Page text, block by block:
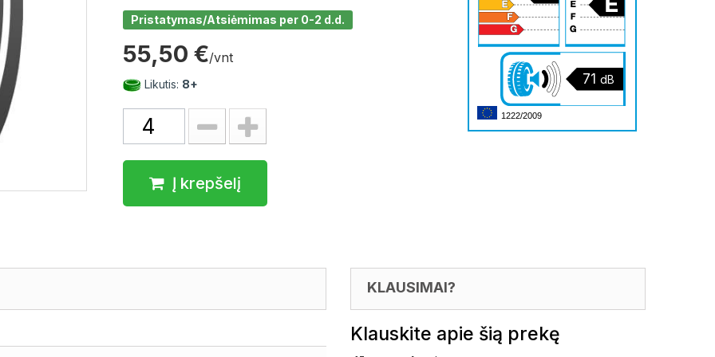
Pristatymas/Atsiėmimas per 0-2 d.d.
55,50 €/vnt
Likutis: 8+
Į krepšelį
71 dB
1222/2009
KLAUSIMAI?
Klauskite apie šią prekę